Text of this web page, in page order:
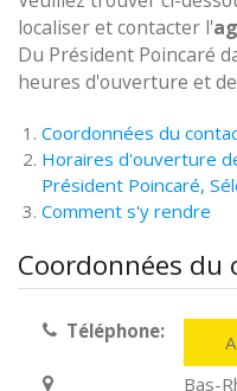
localiser et contacter l'
Du Président Poincaré
heures d'ouverture et
Coordonnées du
Horaires d'ouverture
Président Poincaré,
Comment s'y rendre
Coordonnées du
Téléphone:
Bas-